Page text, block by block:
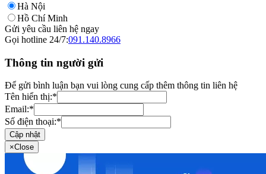
Hà Nội
Hồ Chí Minh
Gửi yêu cầu liên hệ ngay
Gọi hotline 24/7:091.140.8966
Thông tin người gửi
Để gửi bình luận bạn vui lòng cung cấp thêm thông tin liên hệ
Tên hiển thị:*
Email:*
Số điện thoại:*
Cập nhật
×Close